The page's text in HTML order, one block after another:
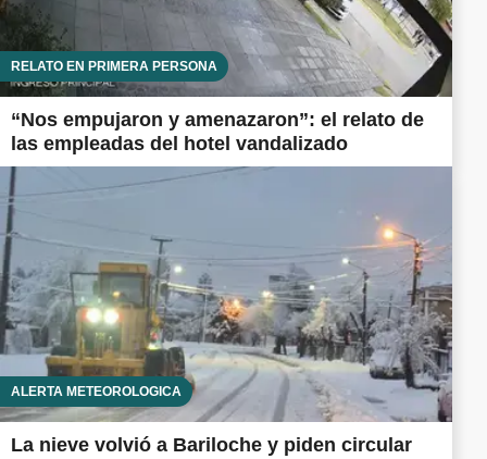
RELATO EN PRIMERA PERSONA
“Nos empujaron y amenazaron”: el relato de
las empleadas del hotel vandalizado
ALERTA METEOROLÓGICA
La nieve volvió a Bariloche y piden circular